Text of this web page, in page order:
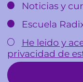
Noticias y
Escuela
He leido y
privacidad de